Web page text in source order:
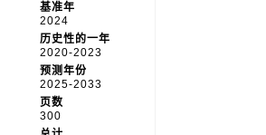
基准年
2024
历史性的一年
2020-2023
预测年份
2025-2033
页数
300